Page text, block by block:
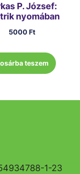
P. József:
nyomában
5000Ft
teszem
1-23